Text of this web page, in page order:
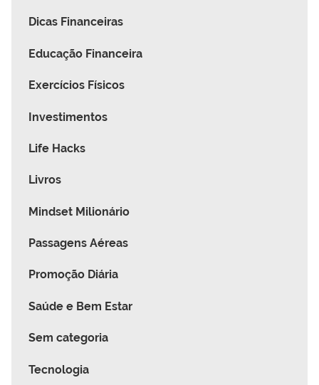
Dicas Financeiras
Educação Financeira
Exercícios Físicos
Investimentos
Life Hacks
Livros
Mindset Milionário
Passagens Aéreas
Promoção Diária
Saúde e Bem Estar
Sem categoria
Tecnologia